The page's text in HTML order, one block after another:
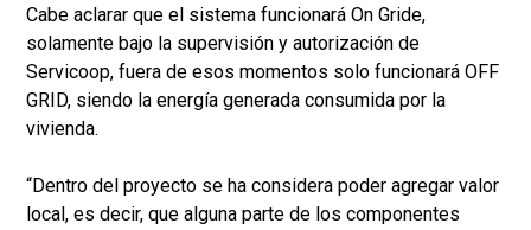
Cabe aclarar que el sistema funcionará On Gride,
solamente bajo la supervisión y autorización de
Servicoop, fuera de esos momentos solo funcionará OFF
GRID, siendo la energía generada consumida por la
vivienda.
“Dentro del proyecto se ha considera poder agregar valor
local, es decir, que alguna parte de los componentes